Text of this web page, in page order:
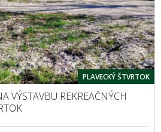
PLAVECKÝ ŠTVRTOK
VÝSTAVBU REKREAČNÝCH